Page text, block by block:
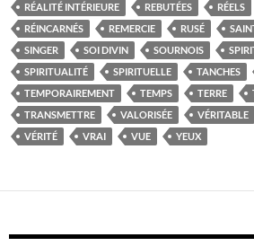
RÉALITÉ INTÉRIEURE
REBUTÉES RÉELS
RÉINCARNÉS
REMERCIE RUSÉ
SINGER
SOI DIVIN SOURNOIS
SPIRITUALITÉ
SPIRITUELLE TANCHES
TEMPORAIREMENT
TEMPS TERRE
TRANSMETTRE
VALORISÉE VÉRITABLE
VÉRITÉ
VRAI VUE YEUX